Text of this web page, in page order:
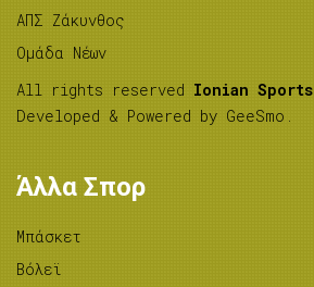
ΑΠΣ Ζάκυνθος
Ομάδα Νέων
All rights reserved Ionian Sports
Developed & Powered by GeeSmo .
Άλλα Σπορ
Μπάσκετ
Βόλεϊ